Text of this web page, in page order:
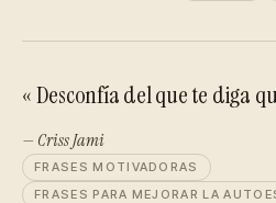
« Desconfía del que te diga
— Criss Jami
FRASES MOTIVADORAS
FRASES PARA MEJORAR LA